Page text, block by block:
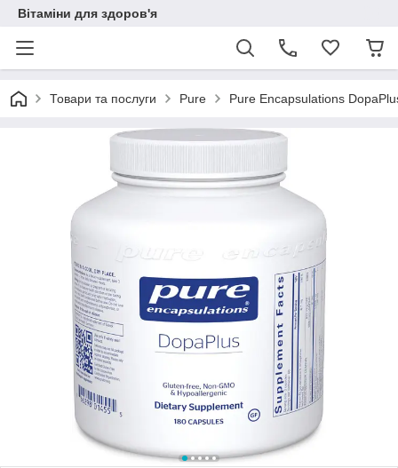
Вітаміни для здоров'я
Товари та послуги Pure Pure Encapsulations